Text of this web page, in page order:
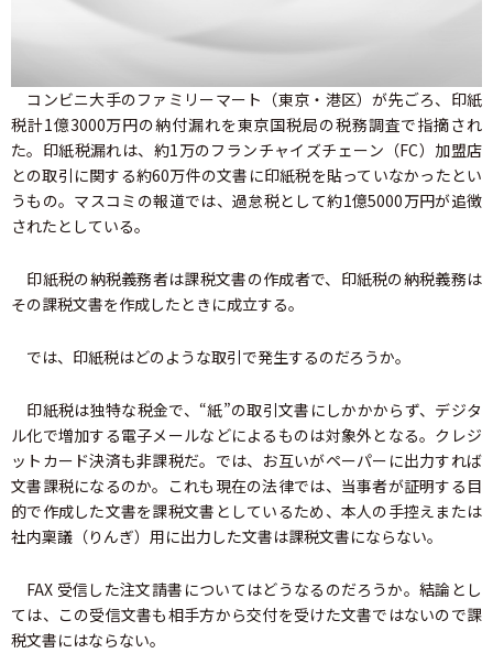
コンビニ大手のファミリーマート（東京・港区）が先ごろ、印紙
税計1億3000万円の納付漏れを東京国税局の税務調査で指摘され
た。印紙税漏れは、約1万のフランチャイズチェーン（FC）加盟店
との取引に関する約60万件の文書に印紙税を貼っていなかったとい
うもの。マスコミの報道では、過怠税として約1億5000万円が追徴
されたとしている。
印紙税の納税義務者は課税文書の作成者で、印紙税の納税義務は
その課税文書を作成したときに成立する。
では、印紙税はどのような取引で発生するのだろうか。
印紙税は独特な税金で、“紙”の取引文書にしかかからず、デジタ
ル化で増加する電子メールなどによるものは対象外となる。クレジ
ットカード決済も非課税だ。では、お互いがペーパーに出力すれば
文書課税になるのか。これも現在の法律では、当事者が証明する目
的で作成した文書を課税文書としているため、本人の手控えまたは
社内稟議（りんぎ）用に出力した文書は課税文書にならない。
FAX 受信した注文請書についてはどうなるのだろうか。結論とし
ては、この受信文書も相手方から交付を受けた文書ではないので課
税文書にはならない。